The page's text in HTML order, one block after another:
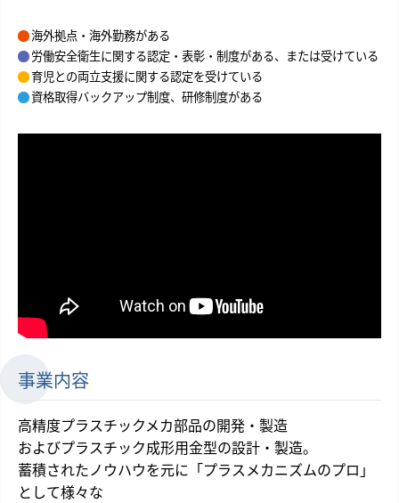
海外拠点・海外勤務がある
労働安全衛生に関する認定・表彰・制度がある、または受けている
育児との両立支援に関する認定を受けている
資格取得バックアップ制度、研修制度がある
事業内容
高精度プラスチックメカ部品の開発・製造
およびプラスチック成形用金型の設計・製造。
蓄積されたノウハウを元に「プラスメカニズムのプロ」
として様々な